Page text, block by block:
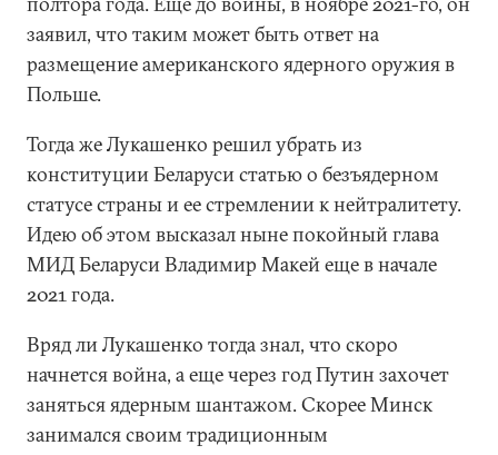
заявил, что таким может быть ответ на
размещение американского ядерного оружия в
Польше.
Тогда же Лукашенко решил убрать из
конституции Беларуси статью о безъядерном
статусе страны и ее стремлении к нейтралитету.
Идею об этом высказал ныне покойный глава
МИД Беларуси Владимир Макей еще в начале
2021 года.
Вряд ли Лукашенко тогда знал, что скоро
начнется война, а еще через год Путин захочет
заняться ядерным шантажом. Скорее Минск
занимался своим традиционным